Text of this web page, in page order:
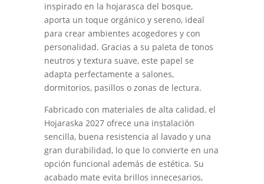
inspirado en la hojarasca del bosque,
aporta un toque orgánico y sereno, ideal
para crear ambientes acogedores y con
personalidad. Gracias a su paleta de tonos
neutros y textura suave, este papel se
adapta perfectamente a salones,
dormitorios, pasillos o zonas de lectura.
Fabricado con materiales de alta calidad, el
Hojaraska 2027 ofrece una instalación
sencilla, buena resistencia al lavado y una
gran durabilidad, lo que lo convierte en una
opción funcional además de estética. Su
acabado mate evita brillos innecesarios,